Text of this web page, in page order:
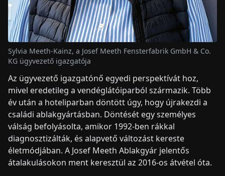
Sylvia Meeth-Kainz, a Josef Meeth Fensterfabrik GmbH & Co.
KG ügyvezető igazgatója
Az ügyvezető igazgatónő egyedi perspektívát hoz,
mivel eredetileg a vendéglátóiparból származik. Több
év után a hoteliparban döntött úgy, hogy újrakezdi a
családi ablakgyártásban. Döntését egy személyes
válság befolyásolta, amikor 1992-ben rákkal
diagnosztizálták, és alapvető változást kereste
életmódjában. A Josef Meeth Ablakgyár jelentős
átalakulásokon ment keresztül az 2016-os átvétel óta.